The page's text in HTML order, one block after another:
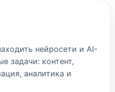
нейросети и AI-
задачи: контент,
аналитика и